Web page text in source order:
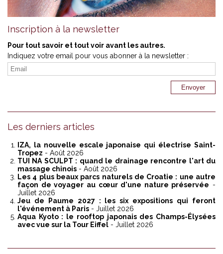
Inscription à la newsletter
Pour tout savoir et tout voir avant les autres.
Indiquez votre email pour vous abonner à la newsletter :
Les derniers articles
IZA, la nouvelle escale japonaise qui électrise Saint-
Tropez - Août 2026
TUI NA SCULPT : quand le drainage rencontre l'art du
massage chinois - Août 2026
Les 4 plus beaux parcs naturels de Croatie : une autre
façon de voyager au cœur d'une nature préservée -
Juillet 2026
Jeu de Paume 2027 : les six expositions qui feront
l'événement à Paris - Juillet 2026
Aqua Kyoto : le rooftop japonais des Champs-Élysées
avec vue sur la Tour Eiffel - Juillet 2026